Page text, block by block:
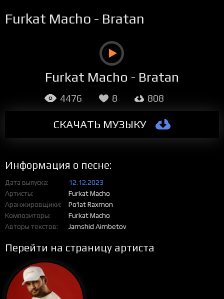
Furkat Macho - Bratan
Furkat Macho - Bratan
СКАЧАТЬ МУЗЫКУ
4476 8 808
Информация о песне:
Дата выпуска
12.12.2023
Артисты
Furkat Macho
Аранжировщики
Po'lat Raxmon
Композиторы
Furkat Macho
Авторы текстов
Jamshid Aimbetov
Перейти на страницу артиста